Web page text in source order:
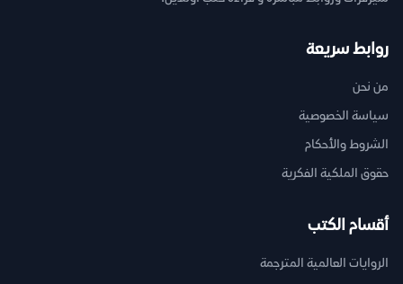
روابط سريعة
من نحن
سياسة الخصوصية
الشروط والأحكام
حقوق الملكية الفكرية
أقسام الكتب
الروايات العالمية المترجمة